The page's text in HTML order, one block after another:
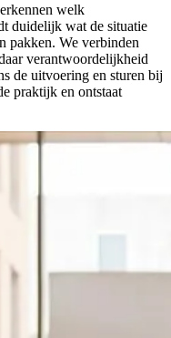
welk
duidelijk wat de situatie
pakken. We verbinden
verantwoordelijkheid
de uitvoering en sturen bij
praktijk en ontstaat